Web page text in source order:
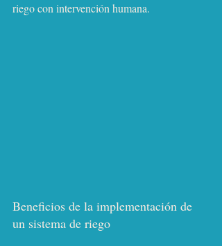
riego con intervención humana.
Beneficios de la implementación de
un sistema de riego